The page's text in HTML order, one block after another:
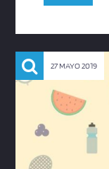
27 MAYO 2019